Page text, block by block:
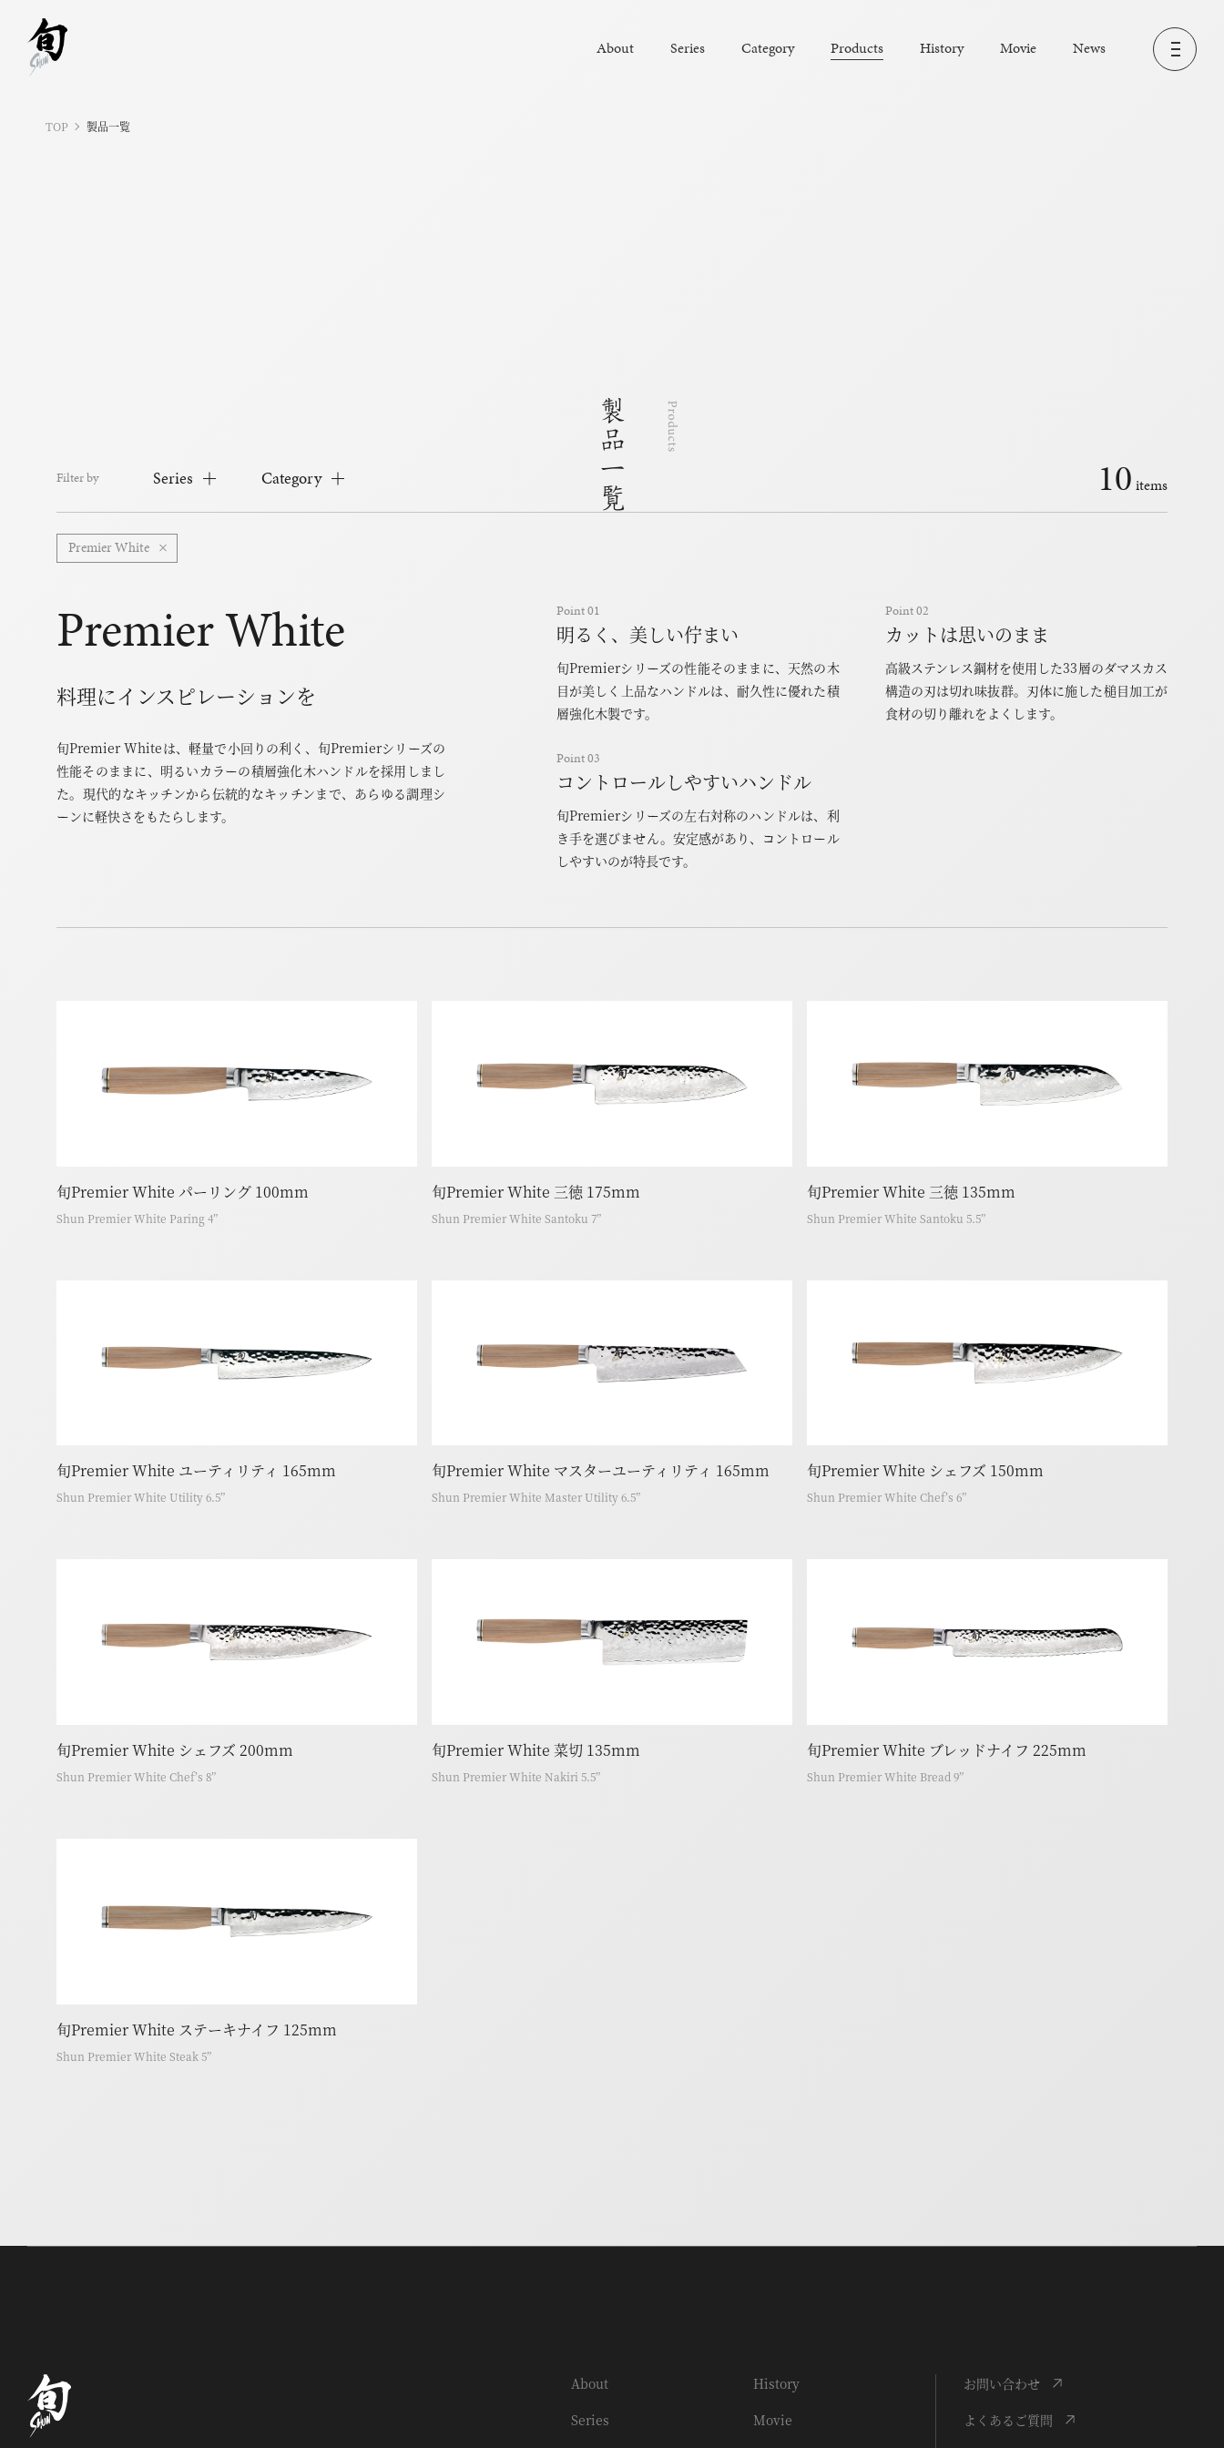
About Series Category Products History Movie News
TOP 製品一覧
Filter by Series Category 10 items
Premier White
Premier White
料理にインスピレーションを
旬Premier Whiteは、軽量で小回りの利く、旬Premierシリーズの
性能そのままに、明るいカラーの積層強化木ハンドルを採用しまし
た。現代的なキッチンから伝統的なキッチンまで、あらゆる調理シ
ーンに軽快さをもたらします。
Point 01
明るく、美しい佇まい
旬Premierシリーズの性能そのままに、天然の木
目が美しく上品なハンドルは、耐久性に優れた積
層強化木製です。
Point 02
カットは思いのまま
高級ステンレス鋼材を使用した33層のダマスカス
構造の刃は切れ味抜群。刃体に施した槌目加工が
食材の切り離れをよくします。
Point 03
コントロールしやすいハンドル
旬Premierシリーズの左右対称のハンドルは、利
き手を選びません。安定感があり、コントロール
しやすいのが特長です。
旬Premier White パーリング 100mm
Shun Premier White Paring 4”
旬Premier White 三徳 175mm
Shun Premier White Santoku 7”
旬Premier White 三徳 135mm
Shun Premier White Santoku 5.5”
旬Premier White ユーティリティ 165mm
Shun Premier White Utility 6.5”
旬Premier White マスターユーティリティ 165mm
Shun Premier White Master Utility 6.5”
旬Premier White シェフズ 150mm
Shun Premier White Chef’s 6”
旬Premier White シェフズ 200mm
Shun Premier White Chef’s 8”
旬Premier White 菜切 135mm
Shun Premier White Nakiri 5.5”
旬Premier White ブレッドナイフ 225mm
Shun Premier White Bread 9”
旬Premier White ステーキナイフ 125mm
Shun Premier White Steak 5”
About
Series
History
Movie
お問い合わせ
よくあるご質問